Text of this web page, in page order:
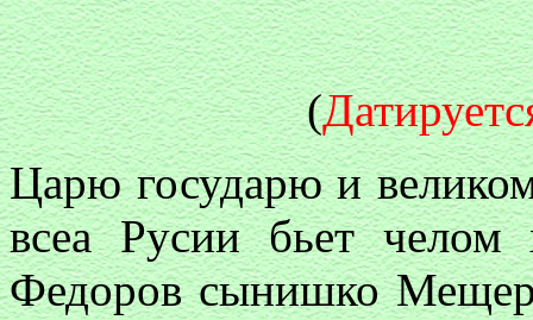
(
Царю государю и
всеа Русии бьет
Федоров сынишко